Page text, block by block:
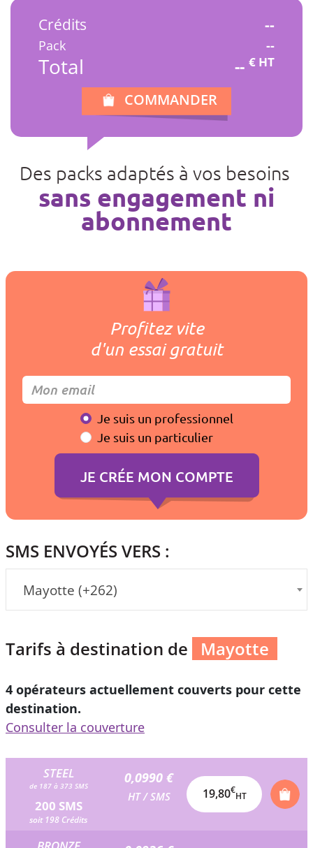
Crédits --
Pack --
Total -- € HT
COMMANDER
Des packs adaptés à vos besoins
sans engagement ni
abonnement
SMS ENVOYÉS VERS :
Mayotte (+262)
Profitez vite
d'un essai gratuit
Je suis un professionnel
Je suis un particulier
Tarifs à destination de Mayotte
4 opérateurs actuellement couverts pour cette
destination.
Consulter la couverture
STEEL
de 187 à 373 SMS
200 SMS
soit 198 Crédits
0,0990 €
HT / SMS 19,80€
HT